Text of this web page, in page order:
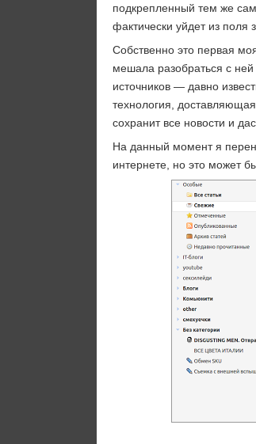
подкрепленный тем же
фактически уйдет из поля
Собственно это первая
мешала разобраться с
источников — давно
технология,
сохранит все новости и
На данный момент я
интернете, но это может